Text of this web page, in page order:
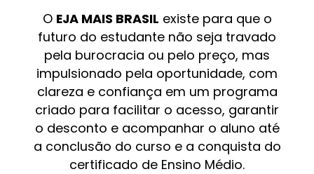
O EJA MAIS BRASIL existe para que o
futuro do estudante não seja travado
pela burocracia ou pelo preço, mas
impulsionado pela oportunidade, com
clareza e confiança em um programa
criado para facilitar o acesso, garantir
o desconto e acompanhar o aluno até
a conclusão do curso e a conquista do
certificado de Ensino Médio.